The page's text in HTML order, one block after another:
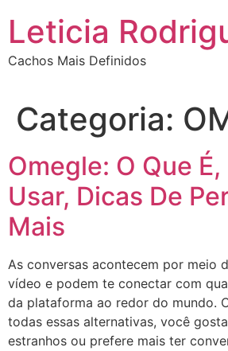
conteúdo
Leticia
Cachos Mais Definidos
Categoria:
Omegle: O Que
Usar, Dicas De
Mais
As conversas acontecem por meio
vídeo e podem te conectar com
da plataforma ao redor do mundo.
todas essas alternativas, você
estranhos ou prefere mais ter